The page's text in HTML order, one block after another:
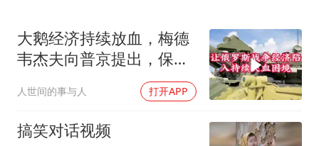
以军士兵把枪口对准中国记者
笔试第一被劝弃考涉事副校长被撤职
白海豚5次眼壁置换
构建更高水平的全民健身公共服务体系
大鹅经济持续放血，梅德
韦杰夫向普京提出，保住
人世间的事与人 打开APP
搞笑对话视频